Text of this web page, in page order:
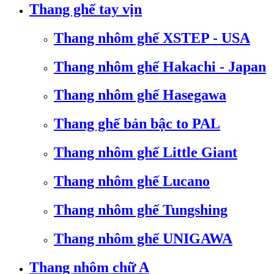
Thang ghế tay vịn
Thang nhôm ghế XSTEP - USA
Thang nhôm ghế Hakachi - Japan
Thang nhôm ghế Hasegawa
Thang ghế bản bậc to PAL
Thang nhôm ghế Little Giant
Thang nhôm ghế Lucano
Thang nhôm ghế Tungshing
Thang nhôm ghế UNIGAWA
Thang nhôm chữ A